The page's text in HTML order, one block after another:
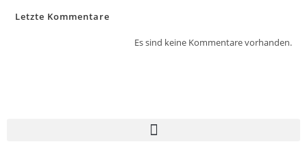
Letzte Kommentare
Es sind keine Kommentare vorhanden.